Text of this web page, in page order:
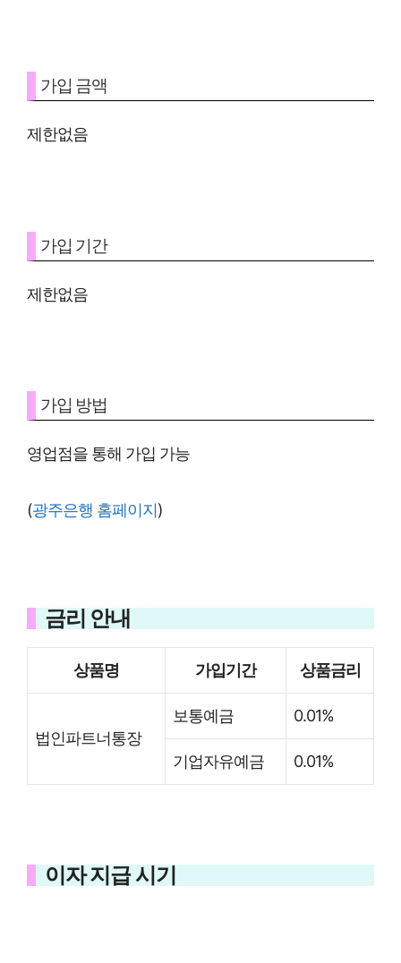
가입 금액
제한없음
가입 기간
제한없음
가입 방법
영업점을 통해 가입 가능
(광주은행 홈페이지)
금리 안내
상품명 가입기간 상품금리
법인파트너통장
보통예금 0.01%
기업자유예금 0.01%
이자 지급 시기